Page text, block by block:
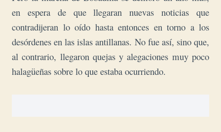
en espera de que llegaran nuevas noticias que
contradijeran lo oído hasta entonces en torno a los
desórdenes en las islas antillanas. No fue así, sino que,
al contrario, llegaron quejas y alegaciones muy poco
halagüeñas sobre lo que estaba ocurriendo.